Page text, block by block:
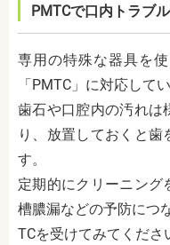
PMTCで口内トラブ
専用の特殊な器具を
「PMTC」に対応してい
歯石や口腔内の汚れは
り、放置しておくと歯
す。
定期的にクリーニング
槽膿漏などの予防につ
TCを受けてみてくださ